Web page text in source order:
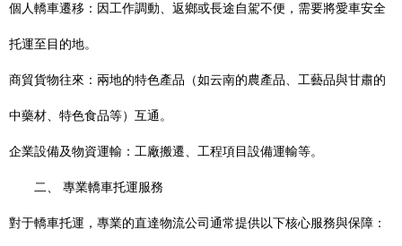
個人轎車遷移：因工作調動、返鄉或長途自駕不便，需要將愛車安全
托運至目的地。
商貿貨物往來：兩地的特色產品（如云南的農產品、工藝品與甘肅的
中藥材、特色食品等）互通。
企業設備及物資運輸：工廠搬遷、工程項目設備運輸等。
二、 專業轎車托運服務
對于轎車托運，專業的直達物流公司通常提供以下核心服務與保障：